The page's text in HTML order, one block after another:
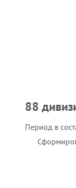
88
Период в